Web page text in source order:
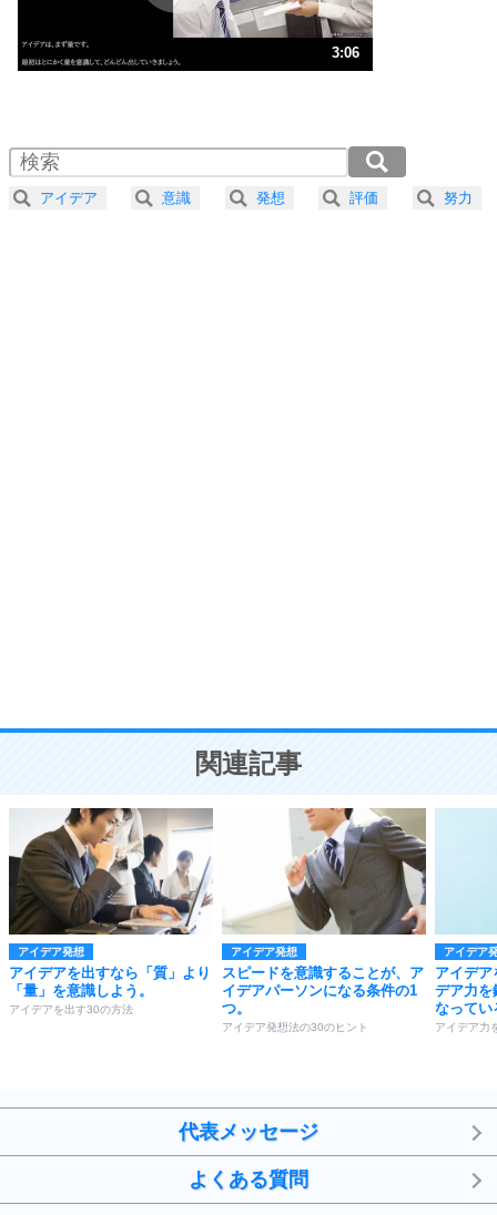
ストレス対策
人生、なんとかなるもの。
気楽に生きる30の方法
4 器の大きい人は、怒りを優しさで表現する。
ことが大切。
3:06
2.0倍速 （365KB 1分33秒）
2.5倍速 （293KB 1分14秒）
3.0倍速 （244KB 1分2秒）
アイデア 意識 発想 評価 努力
関連記事
アイデア発想
アイデアを出すなら「質」より
「量」を意識しよう。
アイデアを出す30の方法
アイデア発想
スピードを意識することが、ア
イデアパーソンになる条件の1
つ。
アイデア発想法の30のヒント
アイデア
アイデ
デア力を
なってい
アイデア力
代表メッセージ
よくある質問